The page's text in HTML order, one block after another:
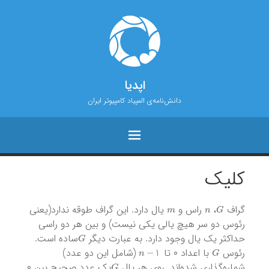
اپدیا
دانش‌نامه‌ی المپیاد کامپیوتر ایران
کلیک
گراف G، راس و
یال دارد. این گراف طوقه ندارد(یعنی
رئوس دو سر هیچ یالی یکی نیست) و بین هر دو راسی
حداکثر یک یال وجود دارد. به عبارت دیگر G‌ساده است.
رئوس Gبا اعداد ۰ تا n −1
(شامل این دو عدد)
G